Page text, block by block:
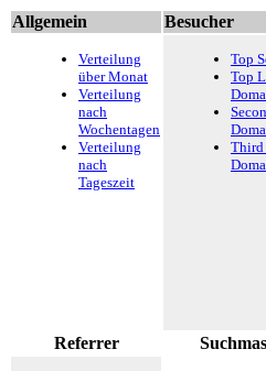
Allgemein Besucher
Verteilung
über Monat
Verteilung
nach
Wochentagen
Verteilung
nach
Tageszeit
Top
Top
Referrer